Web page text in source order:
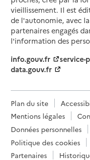
vieillissement. Il est
de l'autonomie, avec
partenaires engagés
l'information des
info.gouv.fr
service-
data.gouv.fr
Plan du site
Mentions légales
Données personnelles
Politique des cookies
Partenaires